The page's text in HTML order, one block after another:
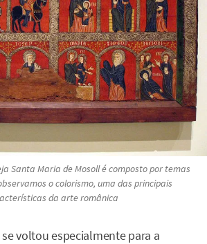
Santa Maria de Mosoll é composto por temas
o colorismo, uma das principais
da arte românica
voltou especialmente para a